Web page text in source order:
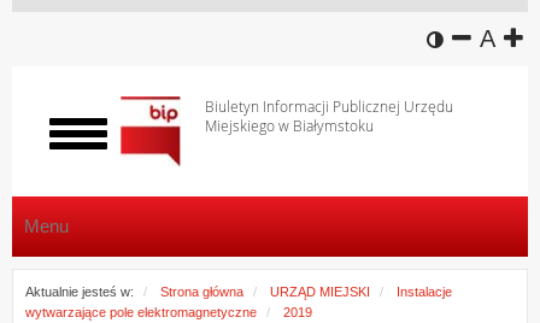
wersja
A
Biuletyn Informacji Publicznej Urzędu
Miejskiego w Białymstoku
Włącz
menu
Menu
Aktualnie jesteś w: Strona główna URZĄD MIEJSKI
Instalacje
wytwarzające pole elektromagnetyczne
2019